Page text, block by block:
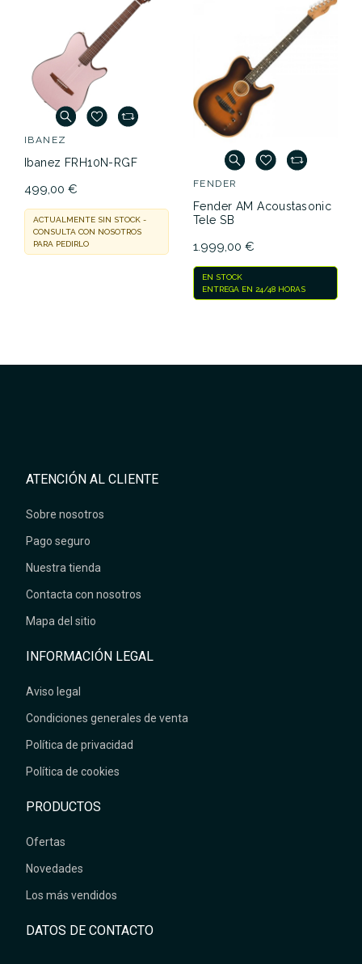
IBANEZ
Ibanez FRH10N-RGF
499,00 €
ACTUALMENTE SIN STOCK -
CONSULTA CON NOSOTROS
PARA PEDIRLO
FENDER
Fender AM Acoustasonic
Tele SB
1.999,00 €
EN STOCK
ENTREGA EN 24/48 HORAS
ATENCIÓN AL CLIENTE
Sobre nosotros
Pago seguro
Nuestra tienda
Contacta con nosotros
Mapa del sitio
INFORMACIÓN LEGAL
Aviso legal
Condiciones generales de venta
Política de privacidad
Política de cookies
PRODUCTOS
Ofertas
Novedades
Los más vendidos
DATOS DE CONTACTO